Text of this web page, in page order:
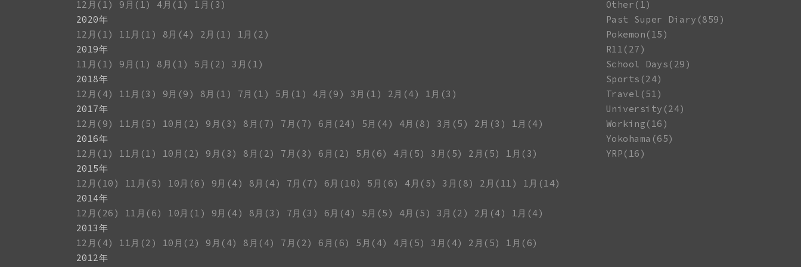
12月(1)
9月(1) 4月(1)
1月(3)
2020年
12月(1)
11月(1) 8月(4) 2月(1)
1月(2)
2019年
11月(1)
9月(1) 8月(1) 5月(2)
3月(1)
2018年
12月(4)
11月(3) 9月(9) 8月(1) 7月(1) 5月(1) 4月(9) 3月(1) 2月(4)
1月(3)
2017年
12月(9)
11月(5) 10月(2) 9月(3) 8月(7) 7月(7) 6月(24) 5月(4) 4月(8) 3月(5) 2月(3)
1月(4)
2016年
12月(1)
11月(1) 10月(2) 9月(3) 8月(2) 7月(3) 6月(2) 5月(6) 4月(5) 3月(5) 2月(5)
1月(3)
2015年
12月(10)
11月(5) 10月(6) 9月(4) 8月(4) 7月(7) 6月(10) 5月(6) 4月(5) 3月(8) 2月(11)
1月(14)
2014年
12月(26)
11月(6) 10月(1) 9月(4) 8月(3) 7月(3) 6月(4) 5月(5) 4月(5) 3月(2) 2月(4)
1月(4)
2013年
12月(4)
11月(2) 10月(2) 9月(4) 8月(4) 7月(2) 6月(6) 5月(4) 4月(5) 3月(4) 2月(5)
1月(6)
2012年
Other(1)
Past Super Diary(859)
Pokemon(15)
R11(27)
School Days(29)
Sports(24)
Travel(51)
University(24)
Working(16)
Yokohama(65)
YRP(16)